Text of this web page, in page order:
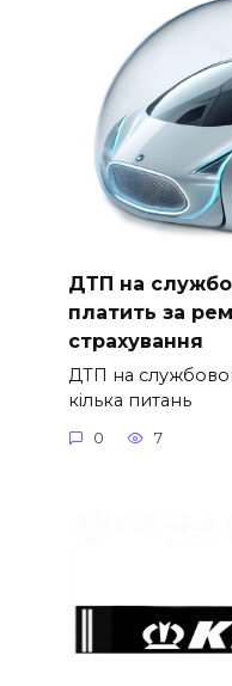
ДТП на
платить за
страхування
ДТП на
кілька питань
0 7